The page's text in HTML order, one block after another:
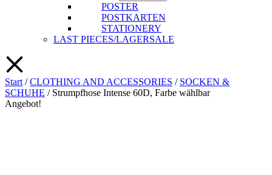
POSTER
POSTKARTEN
STATIONERY
LAST PIECES/LAGERSALE
Start /CLOTHING AND ACCESSORIES / SOCKEN &
SCHUHE / Strumpfhose Intense 60D, Farbe wählbar
Angebot!